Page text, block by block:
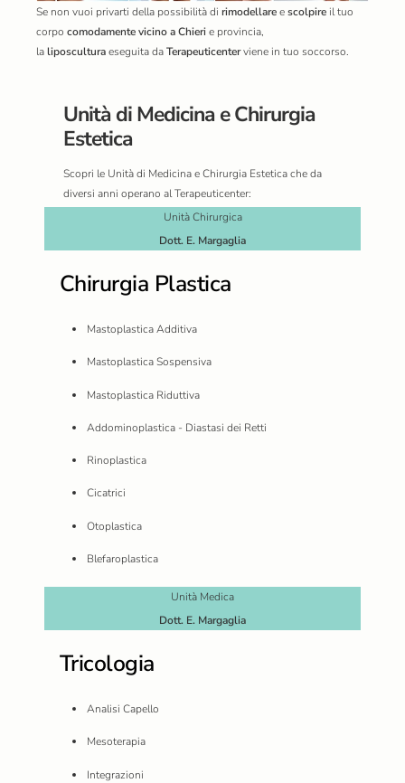
Se non vuoi privarti della possibilità di rimodellareescolpire il tuo
corpo comodamente vicino a Chierie provincia,
laliposculturaeseguita daTerapeuticenterviene in tuo soccorso.
Unità di Medicina e Chirurgia
Estetica
Scopri le Unità di Medicina e Chirurgia Estetica che da
diversi anni operano al Terapeuticenter:
Unità Chirurgica
Dott. E. Margaglia
Chirurgia Plastica
Mastoplastica Additiva
Mastoplastica Sospensiva
Mastoplastica Riduttiva
Addominoplastica - Diastasi dei Retti
Rinoplastica
Cicatrici
Otoplastica
Blefaroplastica
Unità Medica
Dott. E. Margaglia
Tricologia
Analisi Capello
Mesoterapia
Integrazioni